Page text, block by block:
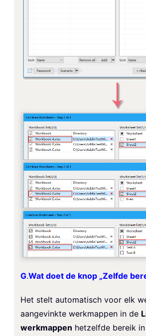
G.Wat doet de knop „Zelfde
Het stelt automatisch voor elk
aangevinkte werkmappen in de
werkmappen hetzelfde bereik